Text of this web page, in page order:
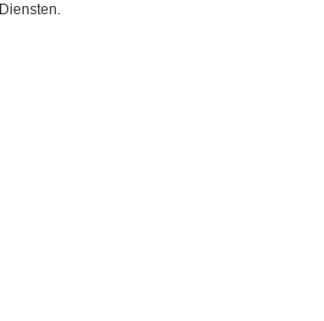
Diensten.